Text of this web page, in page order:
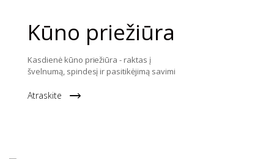
Kūno priežiūra
Kasdienė kūno priežiūra - raktas į
švelnumą, spindesį ir pasitikėjimą savimi
Atraskite